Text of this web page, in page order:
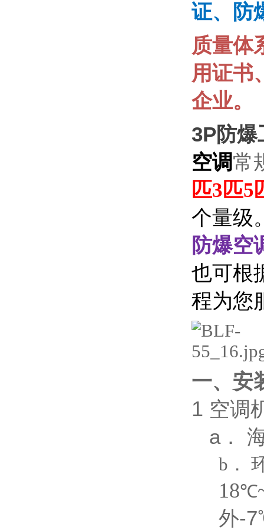
证、防
质量体
用证书
企业。
3P防
空调常
匹3匹5
个量级
防爆空
也可根
程为您
一、安
1 空调
a．
b．
18℃
外-7